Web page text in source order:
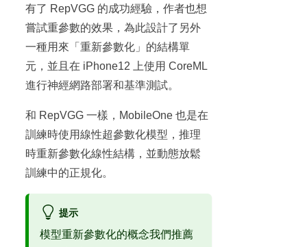
有了 RepVGG 的成功經驗，作者也想
嘗試重參數的效果，為此設計了另外
一種用來「重新參數化」的結構單
元，並且在 iPhone12 上使用 CoreML
進行神經網路部署和基準測試。
和 RepVGG 一樣，MobileOne 也是在
訓練時使用線性超參數化模型，推理
時重新參數化線性結構，並動態放鬆
訓練中的正規化。
提示
模型重新參數化的概念我們推薦